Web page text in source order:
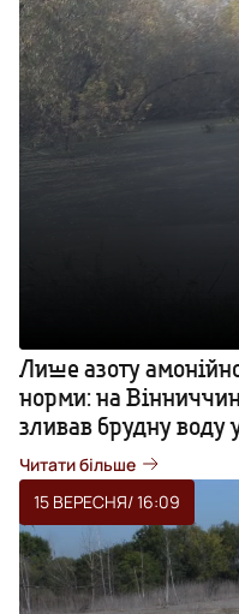
Лише азоту
норми: на
зливав брудну воду
Читати більше
15 ВЕРЕСНЯ/ 16:09